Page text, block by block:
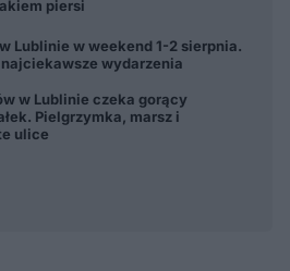
piersi
Lublinie w weekend 1-2 sierpnia.
wydarzenia
w Lublinie czeka gorący
Pielgrzymka, marsz i
ulice